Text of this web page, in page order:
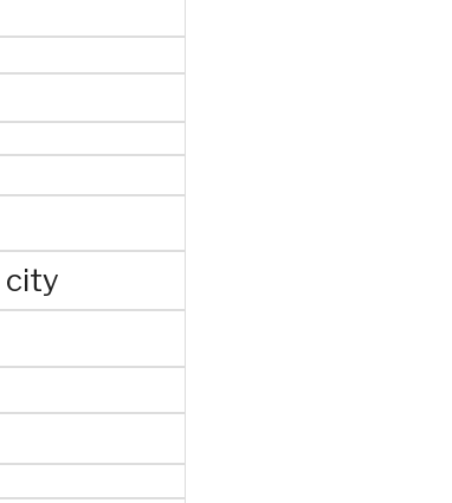
city